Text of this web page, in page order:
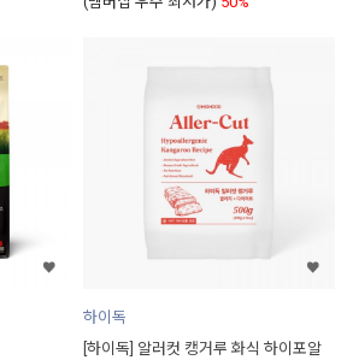
하이독
[하이독] 알러컷 캥거루 화식 하이포알